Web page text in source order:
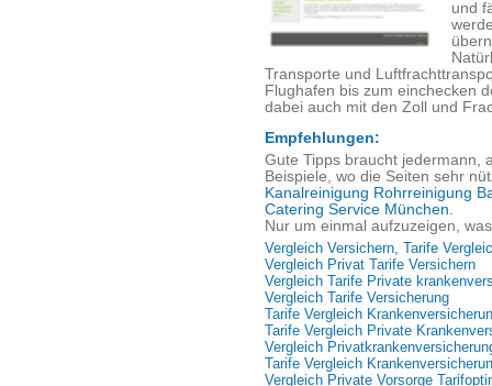
und
Transporte und
Flughafen bis zum einchecken
dabei auch mit den Zoll und
Empfehlungen:
Gute Tipps braucht jedermann,
Beispiele, wo die Seiten sehr
Kanalreinigung Rohrreinigung
Catering Service München.
Nur um einmal aufzuzeigen,
Vergleich Versichern, Tarife
Vergleich Privat Tarife Versichern
Vergleich Tarife Private
Vergleich Tarife Versicherung
Tarife Vergleich
Tarife Vergleich Private
Vergleich
Tarife Vergleich
Vergleich Private Vorsorge